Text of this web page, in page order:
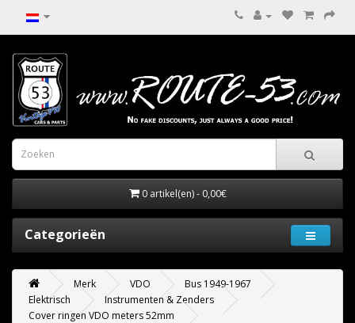
0 artikel(en) - 0,00€
Categorieën
Merk VDO
Bus 1949-1967
Elektrisch
Instrumenten & Zenders
Cover ringen VDO meters 52mm